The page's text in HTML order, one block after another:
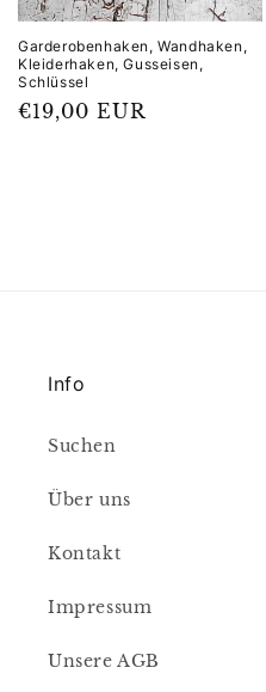
Garderobenhaken, Wandhaken,
Kleiderhaken, Gusseisen,
Schlüssel
Normaler
€19,00 EUR
Info
Suchen
Über uns
Kontakt
Impressum
Unsere AGB